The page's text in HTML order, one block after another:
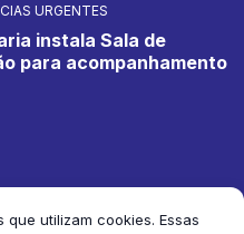
utilizam cookies. Essas
URGENTES
instala Sala de
para acompanhamento